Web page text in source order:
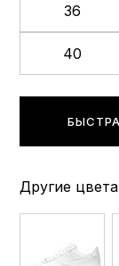
36
40
Другие